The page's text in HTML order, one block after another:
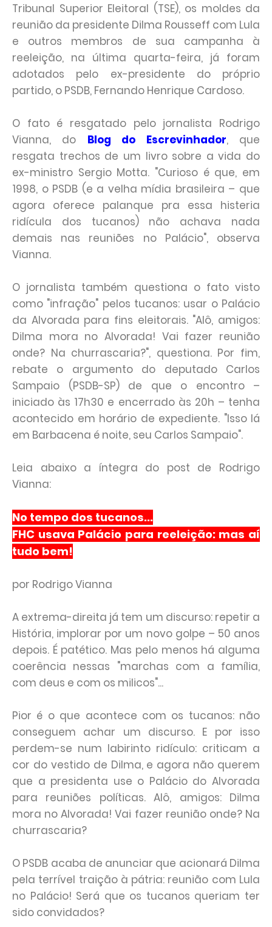
Tribunal Superior Eleitoral (TSE), os moldes da
reunião da presidente Dilma Rousseff com Lula
e outros membros de sua campanha à
reeleição, na última quarta-feira, já foram
adotados pelo ex-presidente do próprio
partido, o PSDB, Fernando Henrique Cardoso.
O fato é resgatado pelo jornalista Rodrigo
Vianna, do Blog do Escrevinhador, que
resgata trechos de um livro sobre a vida do
ex-ministro Sergio Motta. "Curioso é que, em
1998, o PSDB (e a velha mídia brasileira – que
agora oferece palanque pra essa histeria
ridícula dos tucanos) não achava nada
demais nas reuniões no Palácio", observa
Vianna.
O jornalista também questiona o fato visto
como "infração" pelos tucanos: usar o Palácio
da Alvorada para fins eleitorais. "Alô, amigos:
Dilma mora no Alvorada! Vai fazer reunião
onde? Na churrascaria?", questiona. Por fim,
rebate o argumento do deputado Carlos
Sampaio (PSDB-SP) de que o encontro –
iniciado às 17h30 e encerrado às 20h – tenha
acontecido em horário de expediente. "Isso lá
em Barbacena é noite, seu Carlos Sampaio".
Leia abaixo a íntegra do post de Rodrigo
Vianna:
No tempo dos tucanos...
FHC usava Palácio para reeleição: mas aí
tudo bem!
por Rodrigo Vianna
A extrema-direita já tem um discurso: repetir a
História, implorar por um novo golpe – 50 anos
depois. É patético. Mas pelo menos há alguma
coerência nessas "marchas com a família,
com deus e com os milicos"...
Pior é o que acontece com os tucanos: não
conseguem achar um discurso. E por isso
perdem-se num labirinto ridículo: criticam a
cor do vestido de Dilma, e agora não querem
que a presidenta use o Palácio do Alvorada
para reuniões políticas. Alô, amigos: Dilma
mora no Alvorada! Vai fazer reunião onde? Na
churrascaria?
O PSDB acaba de anunciar que acionará Dilma
pela terrível traição à pátria: reunião com Lula
no Palácio! Será que os tucanos queriam ter
sido convidados?